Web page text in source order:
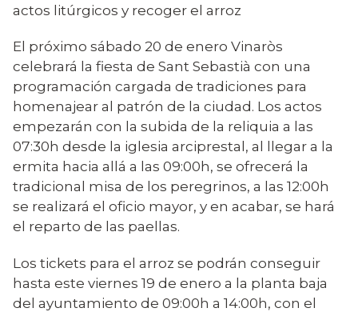
actos litúrgicos y recoger el arroz
El próximo sábado 20 de enero Vinaròs
celebrará la fiesta de Sant Sebastià con una
programación cargada de tradiciones para
homenajear al patrón de la ciudad. Los actos
empezarán con la subida de la reliquia a las
07:30h desde la iglesia arciprestal, al llegar a la
ermita hacia allá a las 09:00h, se ofrecerá la
tradicional misa de los peregrinos, a las 12:00h
se realizará el oficio mayor, y en acabar, se hará
el reparto de las paellas.
Los tickets para el arroz se podrán conseguir
hasta este viernes 19 de enero a la planta baja
del ayuntamiento de 09:00h a 14:00h, con el